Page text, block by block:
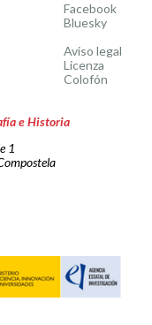
Facebook
Bluesky
Aviso legal
Licenza
Colofón
e Historia
1